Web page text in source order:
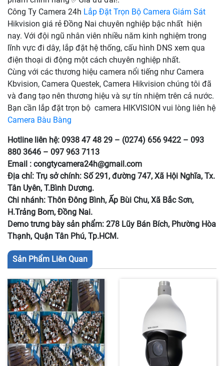
Công Ty Camera 24h Lắp Đặt Trọn Bộ Camera Giám Sát
Hikvision giá rẻ Đồng Nai chuyên nghiệp bậc nhất hiện
nay. Với đội ngũ nhân viên nhiều năm kinh nghiệm trong
lĩnh vực đi dây, lắp đặt hệ thống, cấu hình DNS xem qua
điện thoại di động một cách chuyên nghiệp nhất.
Cùng với các thương hiệu camera nổi tiếng như Camera
Kbvision, Camera Questek, Camera Hikvision chúng tôi đã
và đang tạo nên thương hiệu và sự tín nhiệm trên cả nước.
Bạn cần lắp đặt trọn bộ camera HIKVISION vui lòng liên hệ
Camera Bàu Bàng
Hotline liên hệ: 0938 47 48 29 – (0274) 656 9422 – 093
880 3646 – 097 963 7113
Email : congtycamera24h@gmail.com
Địa chỉ: Trụ sở chính: Số 291, đường 747, Xã Hội Nghĩa, Tx.
Tân Uyên, T.Bình Dương.
Chi nhánh: Thôn Đông Bình, Ấp Bùi Chu, Xã Bắc Sơn,
H.Trảng Bom, Đồng Nai.
Demo trưng bày sản phẩm: 278 Lũy Bán Bích, Phường Hòa
Thạnh, Quận Tân Phú, Tp.HCM.
Sản Phẩm Liên Quan